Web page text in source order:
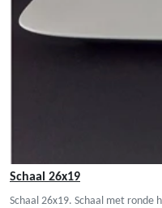
Schaal 26x19
Schaal 26x19. Schaal met ronde